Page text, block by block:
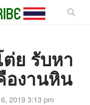
ย รับหา
องานหิน
2019 3:13 pm